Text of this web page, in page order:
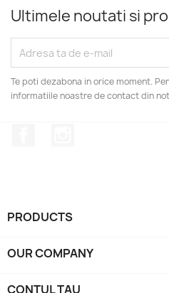
Ultimele noutati si
Te poti dezabona in orice moment.
informatiile noastre de contact din
PRODUCTS
OUR COMPANY
CONTUL TAU